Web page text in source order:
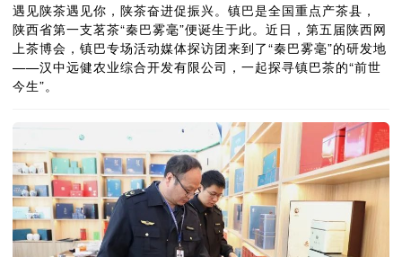
遇见陕茶遇见你，陕茶奋进促振兴。镇巴是全国重点产茶县，
陕西省第一支茗茶“秦巴雾毫”便诞生于此。近日，第五届陕西网
上茶博会，镇巴专场活动媒体探访团来到了“秦巴雾毫”的研发地
——汉中远健农业综合开发有限公司，一起探寻镇巴茶的“前世
今生”。